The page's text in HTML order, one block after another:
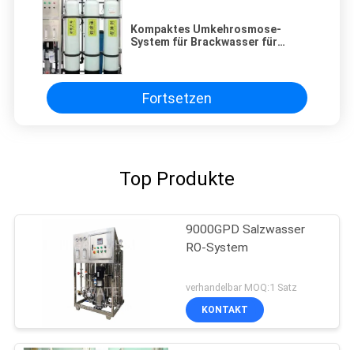
Kompaktes Umkehrosmose-
System für Brackwasser für
Fortsetzen
Top Produkte
9000GPD Salzwasser
RO-System
verhandelbar MOQ:1 Satz
KONTAKT